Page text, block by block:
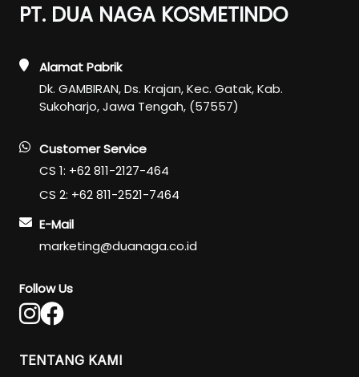
PT. DUA NAGA KOSMETINDO
Alamat Pabrik
Dk. GAMBIRAN, Ds. Krajan, Kec. Gatak, Kab.
Sukoharjo, Jawa Tengah, (57557)
Customer Service
CS 1: +62 811-2127-464
CS 2: +62 811-2521-7464
E-Mail
marketing@duanaga.co.id
Follow Us
TENTANG KAMI